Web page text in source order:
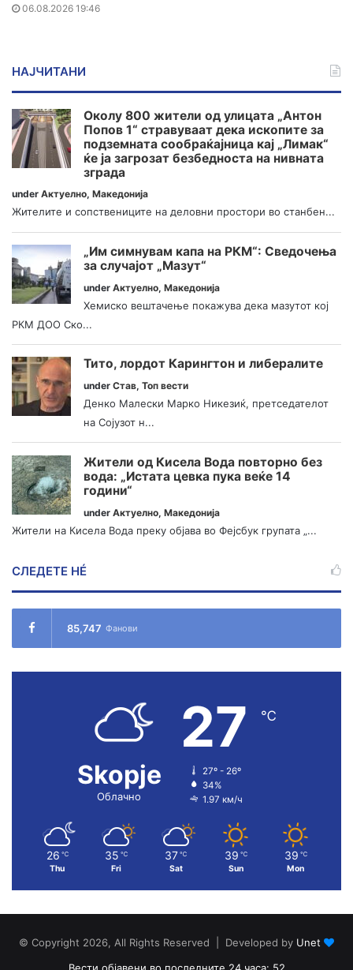
06.08.2026 19:46
НАЈЧИТАНИ
Околу 800 жители од улицата „Антон
Попов 1“ стравуваат дека ископите за
подземната сообраќајница кај „Лимак“
ќе ја загрозат безбедноста на нивната
зграда
under Актуелно, Македонија
Жителите и сопствениците на деловни простори во станбен...
„Им симнувам капа на РКМ“: Сведочења
за случајот „Мазут“
under Актуелно, Македонија
Хемиско вештачење покажува дека мазутот кој
РКМ ДОО Ско...
Тито, лордот Карингтон и либералите
under Став, Топ вести
Денко Малески Марко Никезиќ, претседателот
на Сојузот н...
Жители од Кисела Вода повторно без
вода: „Истата цевка пука веќе 14
години“
under Актуелно, Македонија
Жители на Кисела Вода преку објава во Фејсбук групата „...
СЛЕДЕТЕ НÉ
85,747 Фанови
Skopje
Облачно
27 ℃
27º - 26º
34%
1.97 км/ч
26 ℃
Thu
35 ℃
Fri
37 ℃
Sat
39 ℃
Sun
39 ℃
Mon
© Copyright 2026, All Rights Reserved | Developed by Unet
Вести објавени во последните 24 часа: 52